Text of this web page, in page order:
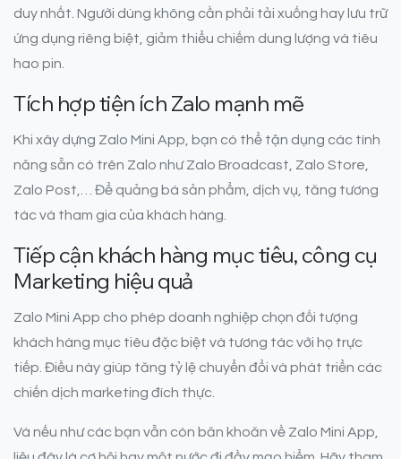
duy nhất. Người dùng không cần phải tải xuống hay lưu trữ
ứng dụng riêng biệt, giảm thiểu chiếm dung lượng và tiêu
hao pin.
Tích hợp tiện ích Zalo mạnh mẽ
Khi xây dựng Zalo Mini App, bạn có thể tận dụng các tính
năng sẵn có trên Zalo như Zalo Broadcast, Zalo Store,
Zalo Post,… Để quảng bá sản phẩm, dịch vụ, tăng tương
tác và tham gia của khách hàng.
Tiếp cận khách hàng mục tiêu, công cụ
Marketing hiệu quả
Zalo Mini App cho phép doanh nghiệp chọn đối tượng
khách hàng mục tiêu đặc biệt và tương tác với họ trực
tiếp. Điều này giúp tăng tỷ lệ chuyển đổi và phát triển các
chiến dịch marketing đích thực.
Và nếu như các bạn vẫn còn băn khoăn về Zalo Mini App,